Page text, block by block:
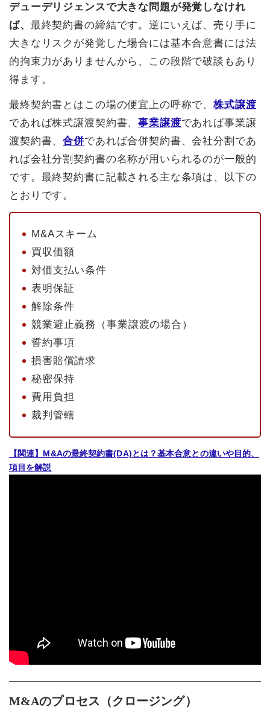
デューデリジェンスで大きな問題が発覚しなけれ
ば、 最終契約書の締結です。逆にいえば、売り手に
大きなリスクが発覚した場合には基本合意書には法
的拘束力がありませんから、この段階で破談もあり
得ます。
最終契約書とはこの場の便宜上の呼称で、株式譲渡
であれば株式譲渡契約書、事業譲渡であれば事業譲
渡契約書、合併であれば合併契約書、会社分割であ
れば会社分割契約書の名称が用いられるのが一般的
です。最終契約書に記載される主な条項は、以下の
とおりです。
M&Aスキーム
買収価額
対価支払い条件
表明保証
解除条件
競業避止義務（事業譲渡の場合）
誓約事項
損害賠償請求
秘密保持
費用負担
裁判管轄
【関連】M&Aの最終契約書(DA)とは？基本合意との違いや目的、
項目を解説
M&Aのプロセス（クロージング）